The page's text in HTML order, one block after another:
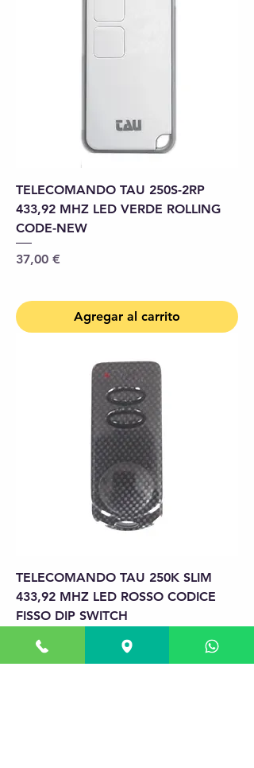
TELECOMANDO TAU 250S-2RP
433,92 MHZ LED VERDE ROLLING
CODE-NEW
Precio
37,00 €
Agregar al carrito
TELECOMANDO TAU 250K SLIM
433,92 MHZ LED ROSSO CODICE
FISSO DIP SWITCH
Precio
37,00 €